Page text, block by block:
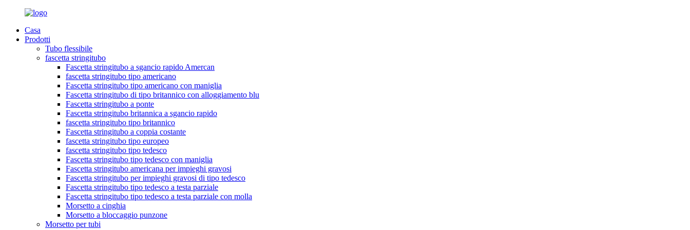
Casa
Prodotti
Tubo flessibile
fascetta stringitubo
Fascetta stringitubo a sgancio rapido Amercan
fascetta stringitubo tipo americano
Fascetta stringitubo tipo americano con maniglia
Fascetta stringitubo di tipo britannico con alloggiamento blu
Fascetta stringitubo a ponte
Fascetta stringitubo britannica a sgancio rapido
fascetta stringitubo tipo britannico
Fascetta stringitubo a coppia costante
fascetta stringitubo tipo europeo
fascetta stringitubo tipo tedesco
Fascetta stringitubo tipo tedesco con maniglia
Fascetta stringitubo americana per impieghi gravosi
Fascetta stringitubo per impieghi gravosi di tipo tedesco
Fascetta stringitubo tipo tedesco a testa parziale
Fascetta stringitubo tipo tedesco a testa parziale con molla
Morsetto a cinghia
Morsetto a bloccaggio punzone
Morsetto per tubi